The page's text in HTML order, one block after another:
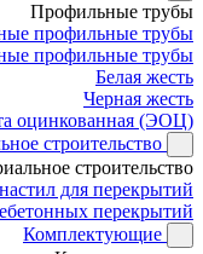
Профильные трубы
профильные трубы
профильные трубы
Белая жесть
Черная жесть
оцинкованная (ЭОЦ)
строительство
строительство
для перекрытий
перекрытий
Комплектующие